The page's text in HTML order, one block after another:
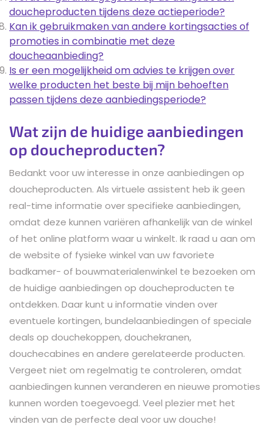
doucheproducten tijdens deze actieperiode?
Kan ik gebruikmaken van andere kortingsacties of
promoties in combinatie met deze
doucheaanbieding?
Is er een mogelijkheid om advies te krijgen over
welke producten het beste bij mijn behoeften
passen tijdens deze aanbiedingsperiode?
Wat zijn de huidige aanbiedingen
op doucheproducten?
Bedankt voor uw interesse in onze aanbiedingen op
doucheproducten. Als virtuele assistent heb ik geen
real-time informatie over specifieke aanbiedingen,
omdat deze kunnen variëren afhankelijk van de winkel
of het online platform waar u winkelt. Ik raad u aan om
de website of fysieke winkel van uw favoriete
badkamer- of bouwmaterialenwinkel te bezoeken om
de huidige aanbiedingen op doucheproducten te
ontdekken. Daar kunt u informatie vinden over
eventuele kortingen, bundelaanbiedingen of speciale
deals op douchekoppen, douchekranen,
douchecabines en andere gerelateerde producten.
Vergeet niet om regelmatig te controleren, omdat
aanbiedingen kunnen veranderen en nieuwe promoties
kunnen worden toegevoegd. Veel plezier met het
vinden van de perfecte deal voor uw douche!